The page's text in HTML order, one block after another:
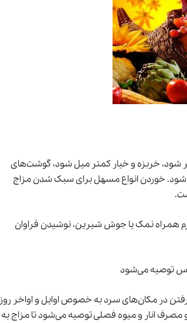
شود، خربزه و خیار کمتر میل شود، گوشت‌های
شود. خوردن انواع مسهل برای سبک شدن مزاج
همراه نمک یا جوش شیرین، نوشیدن فراوان
توصیه می‌شود
در مکان‌های سرد به خصوص اوایل و اواخر روز
انار و میوه فصلی توصیه می‌شود تا مزاج به